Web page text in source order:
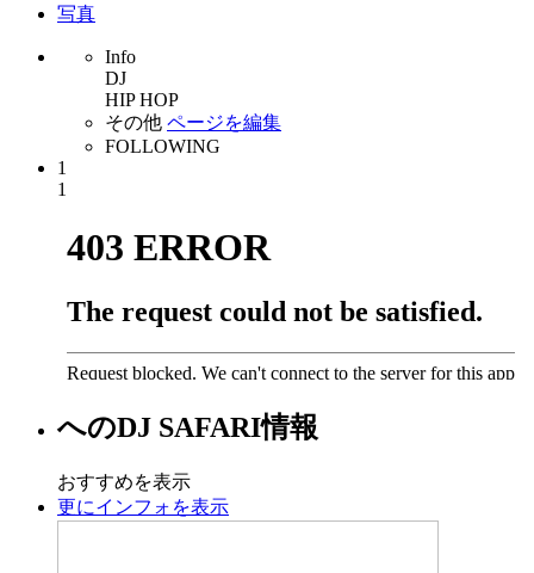
写真
Info
DJ
HIP HOP
その他 ページを編集
FOLLOWING
1
1
へのDJ SAFARI情報
おすすめを表示
更にインフォを表示